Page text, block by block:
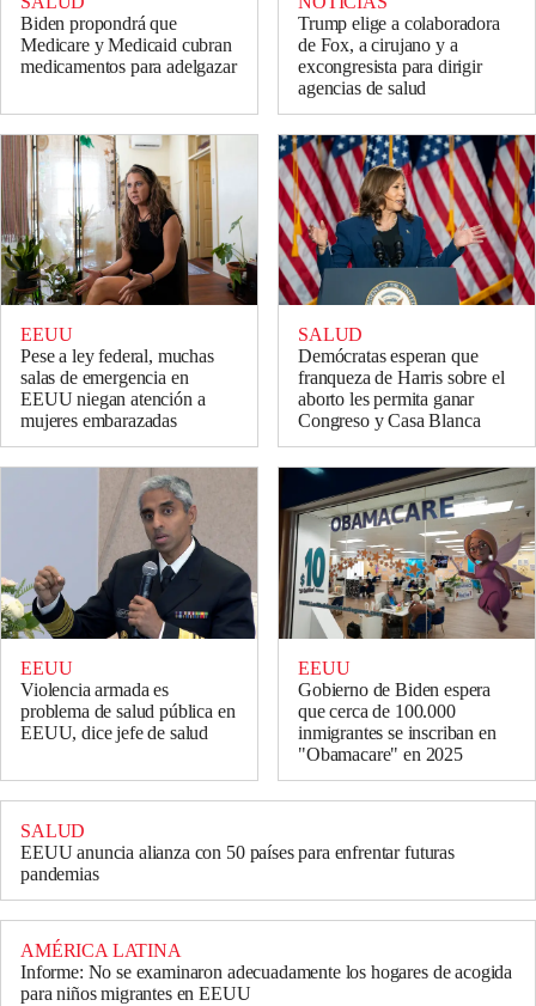
Biden propondrá que
Medicare y Medicaid cubran
medicamentos para adelgazar
Trump elige a colaboradora
de Fox, a cirujano y a
excongresista para dirigir
agencias de salud
EEUU
Pese a ley federal, muchas
salas de emergencia en
EEUU niegan atención a
mujeres embarazadas
SALUD
Demócratas esperan que
franqueza de Harris sobre el
aborto les permita ganar
Congreso y Casa Blanca
EEUU
Violencia armada es
problema de salud pública en
EEUU, dice jefe de salud
EEUU
Gobierno de Biden espera
que cerca de 100.000
inmigrantes se inscriban en
"Obamacare" en 2025
SALUD
EEUU anuncia alianza con 50 países para enfrentar futuras
pandemias
AMÉRICA LATINA
Informe: No se examinaron adecuadamente los hogares de acogida
para niños migrantes en EEUU